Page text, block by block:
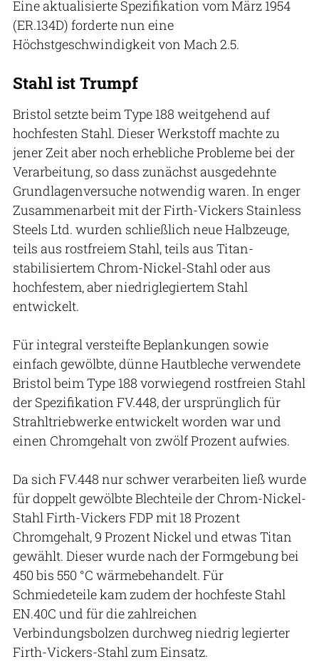
Eine aktualisierte Spezifikation vom März 1954
(ER.134D) forderte nun eine
Höchstgeschwindigkeit von Mach 2.5.
Stahl ist Trumpf
Bristol setzte beim Type 188 weitgehend auf
hochfesten Stahl. Dieser Werkstoff machte zu
jener Zeit aber noch erhebliche Probleme bei der
Verarbeitung, so dass zunächst ausgedehnte
Grundlagenversuche notwendig waren. In enger
Zusammenarbeit mit der Firth-Vickers Stainless
Steels Ltd. wurden schließlich neue Halbzeuge,
teils aus rostfreiem Stahl, teils aus Titan-
stabilisiertem Chrom-Nickel-Stahl oder aus
hochfestem, aber niedriglegiertem Stahl
entwickelt.
Für integral versteifte Beplankungen sowie
einfach gewölbte, dünne Hautbleche verwendete
Bristol beim Type 188 vorwiegend rostfreien Stahl
der Spezifikation FV.448, der ursprünglich für
Strahltriebwerke entwickelt worden war und
einen Chromgehalt von zwölf Prozent aufwies.
Da sich FV.448 nur schwer verarbeiten ließ wurde
für doppelt gewölbte Blechteile der Chrom-Nickel-
Stahl Firth-Vickers FDP mit 18 Prozent
Chromgehalt, 9 Prozent Nickel und etwas Titan
gewählt. Dieser wurde nach der Formgebung bei
450 bis 550 °C wärmebehandelt. Für
Schmiedeteile kam zudem der hochfeste Stahl
EN.40C und für die zahlreichen
Verbindungsbolzen durchweg niedrig legierter
Firth-Vickers-Stahl zum Einsatz.